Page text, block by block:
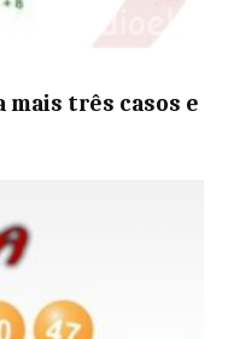
mais três casos e